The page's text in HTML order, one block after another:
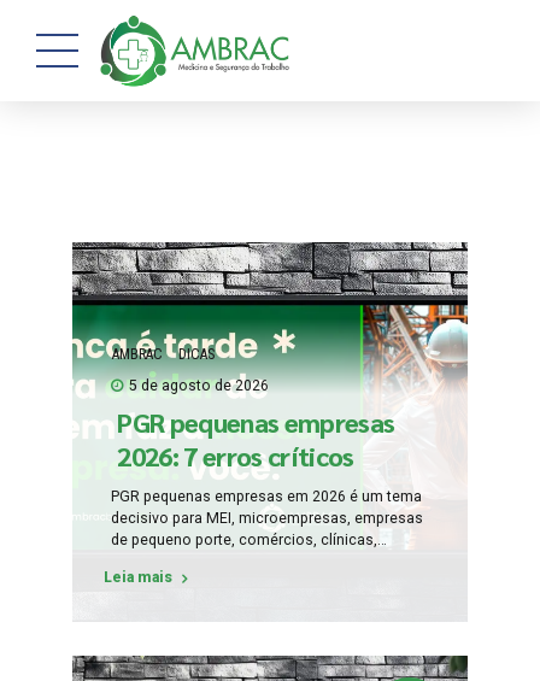
AMBRAC
DICAS
5 de agosto de 2026
PGR pequenas empresas
2026: 7 erros críticos
PGR pequenas empresas em 2026 é um tema
decisivo para MEI, microempresas, empresas
de pequeno porte, comércios, clínicas,
escolas, condomínios, lojas, padarias,
familiares e negócios em crescimento. O erro
pequena está automaticamente dispensada
Leia mais